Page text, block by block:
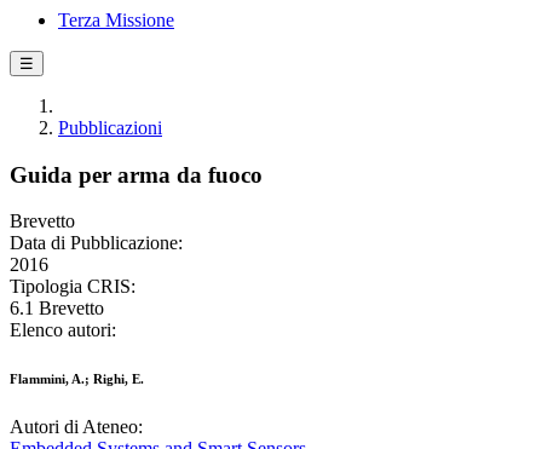
Terza Missione
☰
Pubblicazioni
Guida per arma da fuoco
Brevetto
Data di Pubblicazione:
2016
Tipologia CRIS:
6.1 Brevetto
Elenco autori:
Flammini, A.; Righi, E.
Autori di Ateneo: